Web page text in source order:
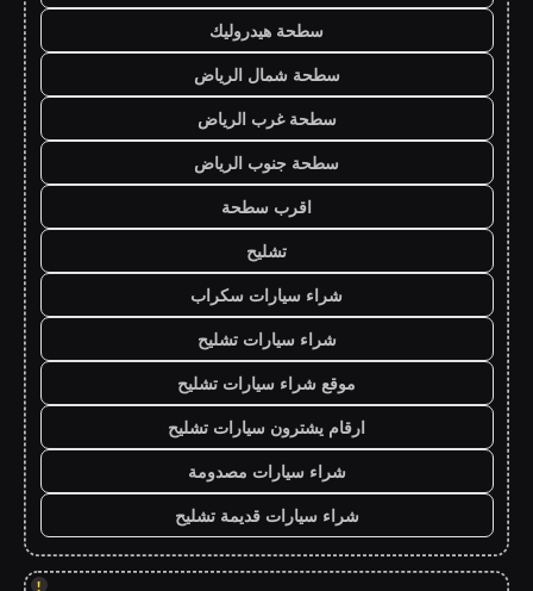
سطحة هيدروليك
سطحة شمال الرياض
سطحة غرب الرياض
سطحة جنوب الرياض
اقرب سطحة
تشليح
شراء سيارات سكراب
شراء سيارات تشليح
موقع شراء سيارات تشليح
ارقام يشترون سيارات تشليح
شراء سيارات مصدومة
شراء سيارات قديمة تشليح
!